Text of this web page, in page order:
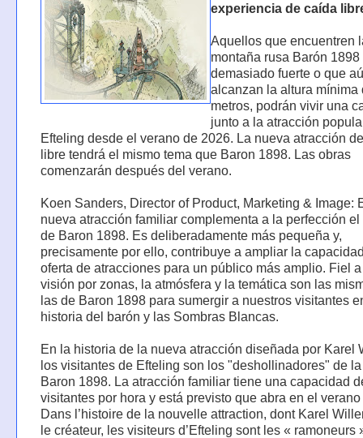
experiencia de caída
Aquellos que encuentren
montaña rusa Barón 1898
demasiado fuerte o que
alcanzan la altura mínima
metros, podrán vivir una
junto a la atracción
Efteling desde el verano de 2026. La nueva atracción
libre tendrá el mismo tema que Baron 1898. Las obras
comenzarán después del verano.
Koen Sanders, Director of Product, Marketing & Image:
nueva atracción familiar complementa a la perfección el
de Baron 1898. Es deliberadamente más pequeña y,
precisamente por ello, contribuye a ampliar la
oferta de atracciones para un público más amplio. Fiel
visión por zonas, la atmósfera y la temática son las
las de Baron 1898 para sumergir a nuestros visitantes
historia del barón y las Sombras Blancas.
En la historia de la nueva atracción diseñada por Karel
los visitantes de Efteling son los "deshollinadores" de
Baron 1898. La atracción familiar tiene una capacidad
visitantes por hora y está previsto que abra en el
Dans l’histoire de la nouvelle attraction, dont Karel
le créateur, les visiteurs d’Efteling sont les « ramoneurs